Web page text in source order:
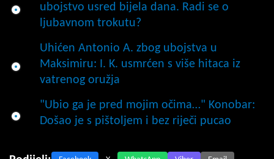
ubojstvo usred bijela dana. Radi se o
ljubavnom trokutu?
Uhićen Antonio A. zbog ubojstva u
Maksimiru: I. K. usmrćen s više hitaca iz
vatrenog oružja
"Ubio ga je pred mojim očima…" Konobar:
Došao je s pištoljem i bez riječi pucao